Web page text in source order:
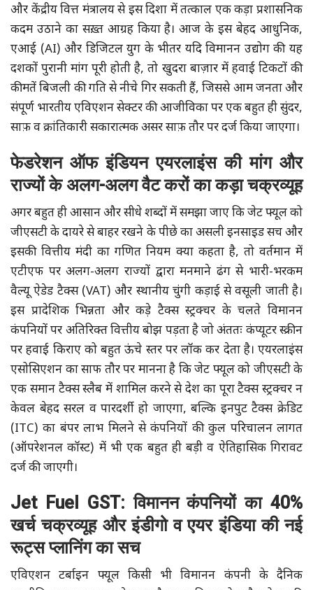
और केंद्रीय वित्त मंत्रालय से इस दिशा में तत्काल एक कड़ा प्रशासनिक
कदम उठाने का सख़्त आग्रह किया है। आज के इस बेहद आधुनिक,
एआई (AI) और डिजिटल युग के भीतर यदि विमानन उद्योग की यह
दशकों पुरानी मांग पूरी होती है, तो खुदरा बाज़ार में हवाई टिकटों की
कीमतें बिजली की गति से नीचे गिर सकती हैं, जिससे आम जनता और
संपूर्ण भारतीय एविएशन सेक्टर की आजीविका पर एक बहुत ही सुंदर,
साफ़ व क्रांतिकारी सकारात्मक असर साफ़ तौर पर दर्ज किया जाएगा।
फेडरेशन ऑफ इंडियन एयरलाइंस की मांग और
राज्यों के अलग-अलग वैट करों का कड़ा चक्रव्यूह
अगर बहुत ही आसान और सीधे शब्दों में समझा जाए कि जेट फ्यूल को
जीएसटी के दायरे से बाहर रखने के पीछे का असली इनसाइड सच और
इसकी वित्तीय मंदी का गणित नियम क्या कहता है, तो वर्तमान में
एटीएफ पर अलग-अलग राज्यों द्वारा मनमाने ढंग से भारी-भरकम
वैल्यू ऐडेड टैक्स (VAT) और स्थानीय चुंगी कड़ाई से वसूली जाती है।
इस प्रादेशिक भिन्नता और कड़े टैक्स स्ट्रक्चर के चलते विमानन
कंपनियों पर अतिरिक्त वित्तीय बोझ पड़ता है जो अंततः कंप्यूटर स्क्रीन
पर हवाई किराए को बहुत ऊंचे स्तर पर लॉक कर देता है। एयरलाइंस
एसोसिएशन का साफ तौर पर मानना है कि जेट फ्यूल को जीएसटी के
एक समान टैक्स स्लैब में शामिल करने से देश का पूरा टैक्स स्ट्रक्चर न
केवल बेहद सरल व पारदर्शी हो जाएगा, बल्कि इनपुट टैक्स क्रेडिट
(ITC) का बंपर लाभ मिलने से कंपनियों की कुल परिचालन लागत
(ऑपरेशनल कॉस्ट) में भी एक बहुत ही बड़ी व ऐतिहासिक गिरावट
दर्ज की जाएगी।
Jet Fuel GST: विमानन कंपनियों का 40%
खर्च चक्रव्यूह और इंडीगो व एयर इंडिया की नई
रूट्स प्लानिंग का सच
एविएशन टर्बाइन फ्यूल किसी भी विमानन कंपनी के दैनिक